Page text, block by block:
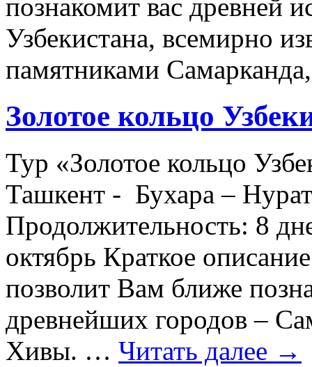
познакомит вас древней
Узбекистана, всемирно
памятниками
Золотое кольцо
Тур «Золотое кольцо
Ташкент - Бухара –
Продолжительность: 8
октябрь Краткое
позволит Вам ближе
древнейших городов –
Хивы. … Читать далее →